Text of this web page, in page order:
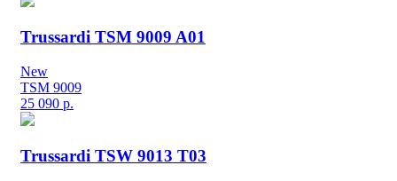
Trussardi TSM 9009 A01
New
TSM 9009
25 090 р.
Trussardi TSW 9013 T03